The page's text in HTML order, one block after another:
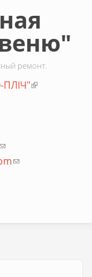
ремонт.
ПЛIЧ"
отправки email)